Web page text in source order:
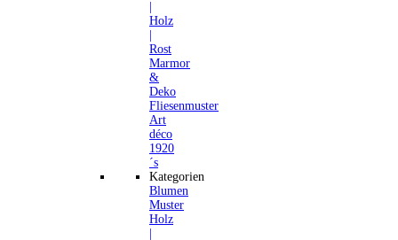
Holz
Rost
Marmor
&
Deko
Fliesenmuster
Art
déco
1920
´s
Kategorien
Blumen
Muster
Holz